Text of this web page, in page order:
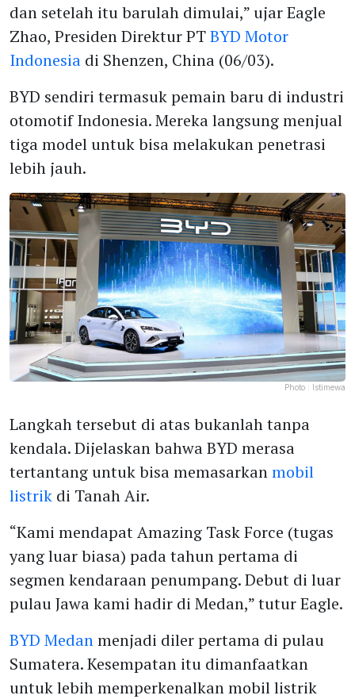
dan setelah itu barulah dimulai,” ujar Eagle
Zhao, Presiden Direktur PTBYD Motor
Indonesia di Shenzen, China (06/03).
BYD sendiri termasuk pemain baru di industri
otomotif Indonesia. Mereka langsung menjual
tiga model untuk bisa melakukan penetrasi
lebih jauh.
Photo : Istimewa
Langkah tersebut di atas bukanlah tanpa
kendala. Dijelaskan bahwa BYD merasa
tertantang untuk bisa memasarkanmobil
listrik di Tanah Air.
“Kami mendapat Amazing Task Force (tugas
yang luar biasa) pada tahun pertama di
segmen kendaraan penumpang. Debut di luar
pulau Jawa kami hadir di Medan,” tutur Eagle.
BYD Medanmenjadi diler pertama di pulau
Sumatera. Kesempatan itu dimanfaatkan
untuk lebih memperkenalkan mobil listrik